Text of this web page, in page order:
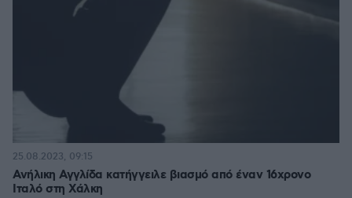
Ανήλικη Αγγλίδα κατήγγειλε βιασμό από έναν 16χρονο
Ιταλό στη Χάλκη
25.08.2023, 09:15